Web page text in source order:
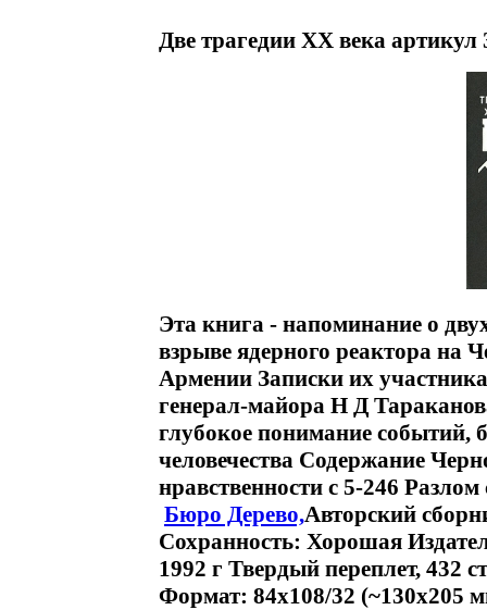
Две трагедии XX века артикул
Эта книга - напоминание о
взрыве ядерного реактора на
Армении Записки их
генерал-майора Н Д
глубокое понимание событий,
человечества Содержание
нравственности c 5-246
Бюро Дерево,Авторский
Сохранность: Хорошая
1992 г Твердый переплет, 432
Формат: 84x108/32 (~130х205